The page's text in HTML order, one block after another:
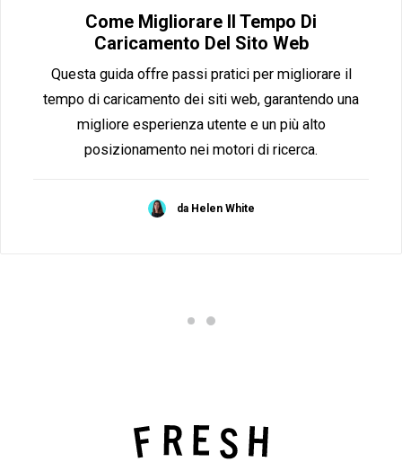
Come Migliorare Il Tempo Di
Caricamento Del Sito Web
Questa guida offre passi pratici per migliorare il
tempo di caricamento dei siti web, garantendo una
migliore esperienza utente e un più alto
posizionamento nei motori di ricerca.
da Helen White